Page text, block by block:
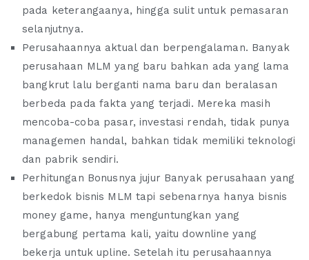
pada keterangaanya, hingga sulit untuk pemasaran
selanjutnya.
Perusahaannya aktual dan berpengalaman. Banyak
perusahaan MLM yang baru bahkan ada yang lama
bangkrut lalu berganti nama baru dan beralasan
berbeda pada fakta yang terjadi. Mereka masih
mencoba-coba pasar, investasi rendah, tidak punya
managemen handal, bahkan tidak memiliki teknologi
dan pabrik sendiri.
Perhitungan Bonusnya jujur Banyak perusahaan yang
berkedok bisnis MLM tapi sebenarnya hanya bisnis
money game, hanya menguntungkan yang
bergabung pertama kali, yaitu downline yang
bekerja untuk upline. Setelah itu perusahaannya